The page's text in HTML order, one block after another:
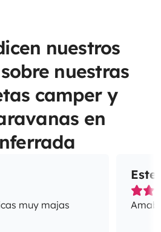
nuestros
nuestras
camper y
en
muy majas